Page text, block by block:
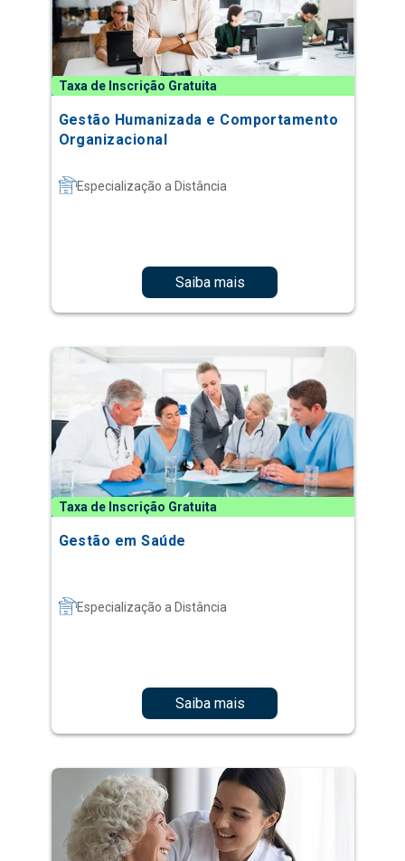
Taxa de Inscrição Gratuita
Gestão Humanizada e Comportamento
Organizacional
Especialização a Distância
Saiba mais
Taxa de Inscrição Gratuita
Gestão em Saúde
Especialização a Distância
Saiba mais